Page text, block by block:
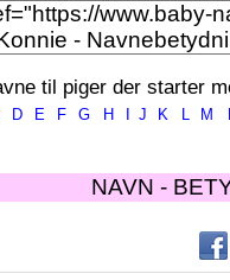
til piger der starter
D E F G H J K L M
NAVN -